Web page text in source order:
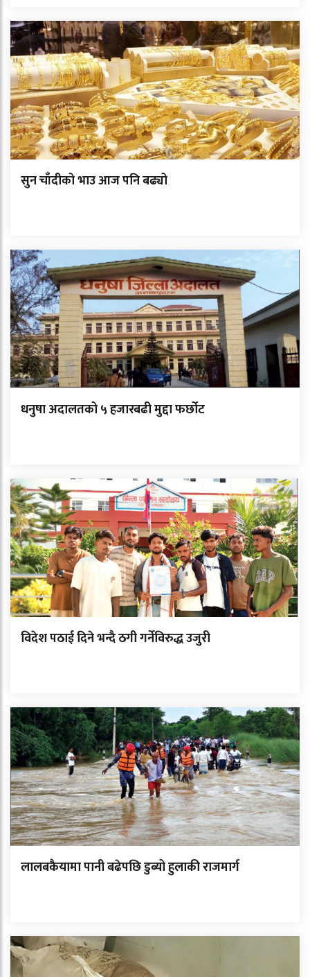
सुन चाँदीको भाउ आज पनि बढ्यो
धनुषा अदालतको ५ हजारबढी मुद्दा फर्छोट
विदेश पठाई दिने भन्दै ठगी गर्नेविरुद्ध उजुरी
लालबकैयामा पानी बढेपछि डुब्यो हुलाकी राजमार्ग